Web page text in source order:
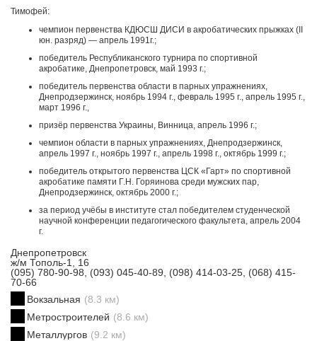
Тимофей:
чемпион первенства КДЮСШ ДИСИ в акробатических прыжках (II
юн. разряд) — апрель 1991г.;
победитель Республиканского турнира по спортивной
акробатике, Днепропетровск, май 1993 г.;
победитель первенства области в парных упражнениях,
Днепродзержинск, ноябрь 1994 г., февраль 1995 г., апрель 1995 г.,
март 1996 г.,
призёр первенства Украины, Винница, апрель 1996 г.;
чемпион области в парных упражнениях, Днепродзержинск,
апрель 1997 г., ноябрь 1997 г., апрель 1998 г., октябрь 1999 г.;
победитель открытого первенства ЦСК «Гарт» по спортивной
акробатике памяти Г.Н. Горяинова среди мужских пар,
Днепродзержинск, октябрь 2000 г.;
за период учёбы в институте стал победителем студенческой
научной конференции педагогического факультета, апрель 2004
г.
Днепропетровск
ж/м Тополь-1, 16
(095) 780-90-98, (093) 045-40-89, (098) 414-03-25, (068) 415-
70-66
Вокзальная (8.3 км)
Метростроителей (8.6 км)
Металлургов (9.2 км)